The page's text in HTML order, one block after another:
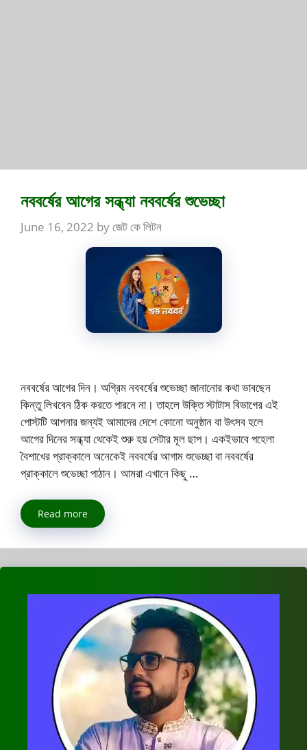
নববর্ষের আগের সন্ধ্যা নববর্ষের শুভেচ্ছা
June 16, 2022 byজেট কে লিটন
নববর্ষের আগের দিন। অগ্রিম নববর্ষের শুভেচ্ছা জানানোর কথা ভাবছেন
কিন্তু লিখবেন ঠিক করতে পারনে না। তাহলে উক্তি স্টাটাস বিভাগের এই
পোস্টটি আপনার জন্যই আমাদের দেশে কোনো অনুষ্ঠান বা উৎসব হলে
আগের দিনের সন্ধ্যা থেকেই শুরু হয় সেটার মূল ছাপ। একইভাবে পহেলা
বৈশাখের প্রাক্কালে অনেকেই নববর্ষের আগাম শুভেচ্ছা বা নববর্ষের
প্রাক্কালে শুভেচ্ছা পাঠান। আমরা এখানে কিছু …
Read more